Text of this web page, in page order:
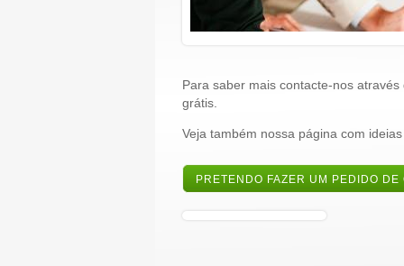
Para saber mais contacte-nos
grátis.
Veja também nossa página com
PRETENDO FAZER UM PEDIDO